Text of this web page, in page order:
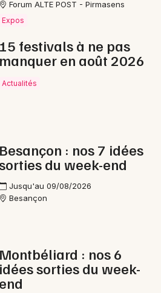
Forum ALTE POST - Pirmasens
Expos
15 festivals à ne pas
manquer en août 2026
Actualités
Besançon : nos 7 idées
du week-end
Jusqu'au 09/08/2026
Besançon
Montbéliard : nos 6
idées sorties du week-
end